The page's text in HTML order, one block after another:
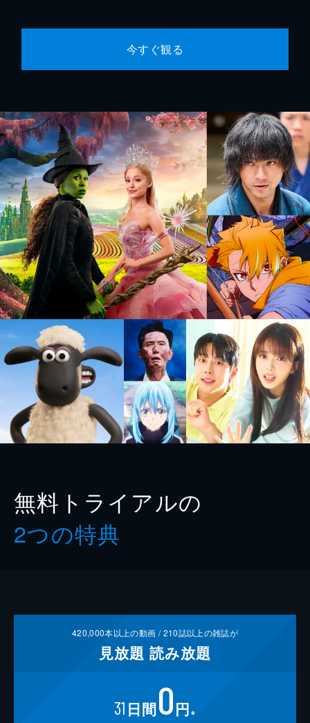
今すぐ観る
無料トライアルの
2つの特典
420,000本以上の動画 /210誌以上の雑誌が
見放題 読み放題
31 日間0円 ※